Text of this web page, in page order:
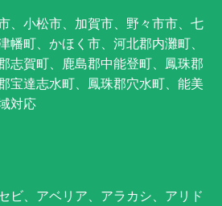
、小松市、加賀市、野々市市、七
幡町、かほく市、河北郡内灘町、
志賀町、鹿島郡中能登町、鳳珠郡
宝達志水町、鳳珠郡穴水町、能美
対応
ビ、アベリア、アラカシ、アリド